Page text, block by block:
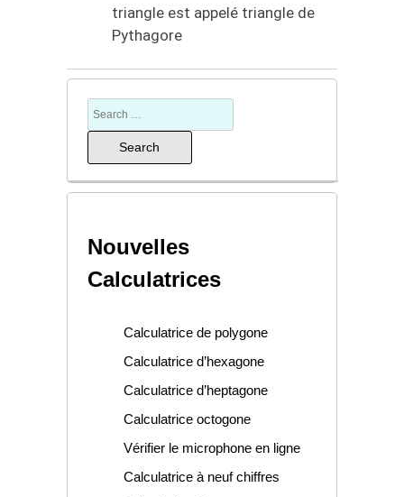
triangle est appelé triangle de
Pythagore
Nouvelles
Calculatrices
Calculatrice de polygone
Calculatrice d’hexagone
Calculatrice d’heptagone
Calculatrice octogone
Vérifier le microphone en ligne
Calculatrice à neuf chiffres